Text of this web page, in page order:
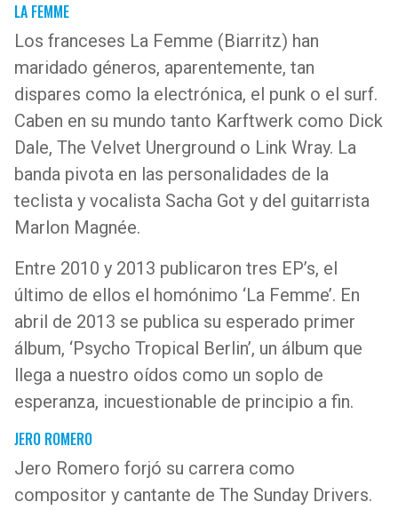
LA FEMME
Los franceses La Femme (Biarritz) han
maridado géneros, aparentemente, tan
dispares como la electrónica, el punk o el surf.
Caben en su mundo tanto Karftwerk como Dick
Dale, The Velvet Unerground o Link Wray. La
banda pivota en las personalidades de la
teclista y vocalista Sacha Got y del guitarrista
Marlon Magnée.
Entre 2010 y 2013 publicaron tres EP’s, el
último de ellos el homónimo ‘La Femme’. En
abril de 2013 se publica su esperado primer
álbum, ‘Psycho Tropical Berlin’, un álbum que
llega a nuestro oídos como un soplo de
esperanza, incuestionable de principio a fin.
JERO ROMERO
Jero Romero forjó su carrera como
compositor y cantante de The Sunday Drivers.